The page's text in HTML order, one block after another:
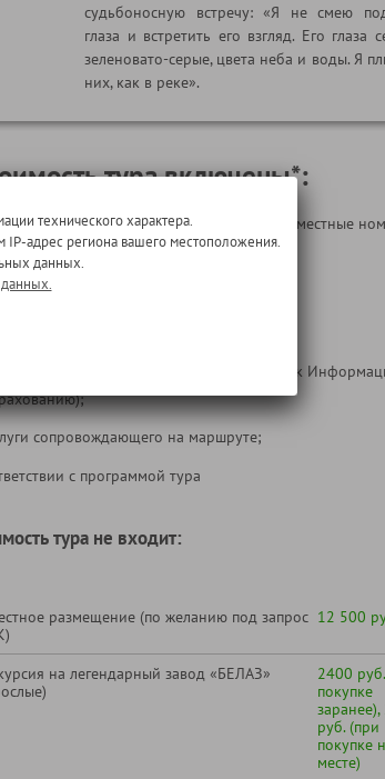
судьбоносную встречу: «Я не смею
глаза и встретить его взгляд. Его глаза
зеленовато-серые, цвета неба и воды. Я
них, как в реке».
тура включены*:
в номерах с удобствами (1-2-3 местные
на автобусе;
по программе;
путешественника (см. ниже блок
сопровождающего на маршруте;
с программой тура
тура не входит:
размещение (по желанию под запрос 12 500
на легендарный завод «БЕЛАЗ»
2400
покупке
руб. (при
покупке
месте)
технического характера.
IP-адрес региона вашего местоположения.
данных.